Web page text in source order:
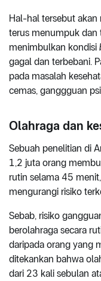
Hal-hal tersebut
terus menumpuk dan
menimbulkan kondisi
gagal dan terbebani.
pada masalah
cemas, ganggguan
Olahraga dan
Sebuah penelitian di
1,2 juta orang
rutin selama 45
mengurangi risiko
Sebab, risiko
berolahraga secara
daripada orang yang
ditekankan bahwa
dari 23 kali sebulan